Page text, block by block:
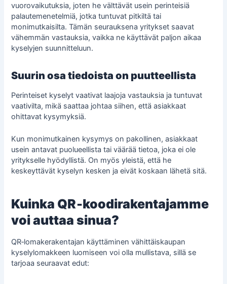
vuorovaikutuksia, joten he välttävät usein perinteisiä
palautemenetelmiä, jotka tuntuvat pitkiltä tai
monimutkaisilta. Tämän seurauksena yritykset saavat
vähemmän vastauksia, vaikka ne käyttävät paljon aikaa
kyselyjen suunnitteluun.
Suurin osa tiedoista on puutteellista
Perinteiset kyselyt vaativat laajoja vastauksia ja tuntuvat
vaativilta, mikä saattaa johtaa siihen, että asiakkaat
ohittavat kysymyksiä.
Kun monimutkainen kysymys on pakollinen, asiakkaat
usein antavat puolueellista tai väärää tietoa, joka ei ole
yritykselle hyödyllistä. On myös yleistä, että he
keskeyttävät kyselyn kesken ja eivät koskaan lähetä sitä.
Kuinka QR‑koodirakentajamme
voi auttaa sinua?
QR‑lomakerakentajan käyttäminen vähittäiskaupan
kyselylomakkeen luomiseen voi olla mullistava, sillä se
tarjoaa seuraavat edut: